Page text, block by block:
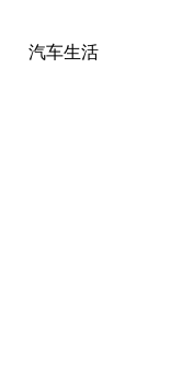
汽车生活